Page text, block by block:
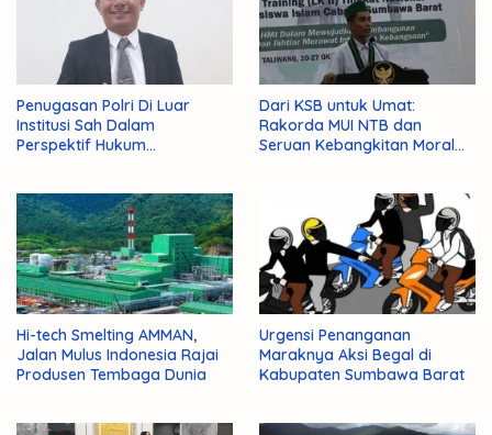
Penugasan Polri Di Luar
Institusi Sah Dalam
Perspektif Hukum
Dari KSB untuk Umat:
Rakorda MUI NTB dan
Seruan Kebangkitan Moral
Hi-tech Smelting AMMAN,
Jalan Mulus Indonesia Rajai
Produsen Tembaga Dunia
Urgensi Penanganan
Maraknya Aksi Begal di
Kabupaten Sumbawa Barat